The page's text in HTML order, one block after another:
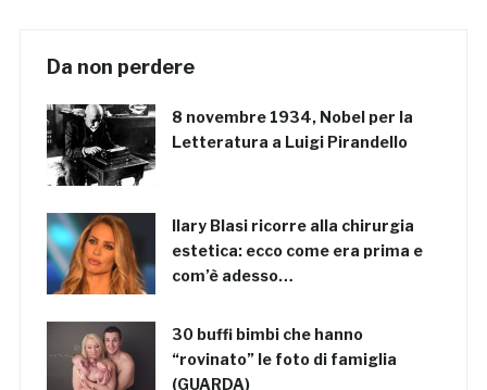
Da non perdere
8 novembre 1934, Nobel per la
Letteratura a Luigi Pirandello
Ilary Blasi ricorre alla chirurgia
estetica: ecco come era prima e
com’è adesso…
30 buffi bimbi che hanno
“rovinato” le foto di famiglia
(GUARDA)